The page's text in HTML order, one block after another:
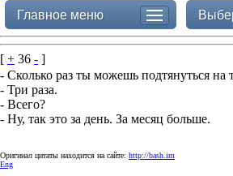
Главное меню
[ + 36 - ]
- Сколько раз ты можешь подтянуться на
- Три раза.
- Всего?
- Ну, так это за день. За месяц больше.
Оригинал цитаты находится на сайте: http://bash.im
Eng